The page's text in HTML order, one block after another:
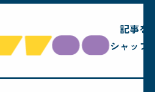
記事を
シャッフル